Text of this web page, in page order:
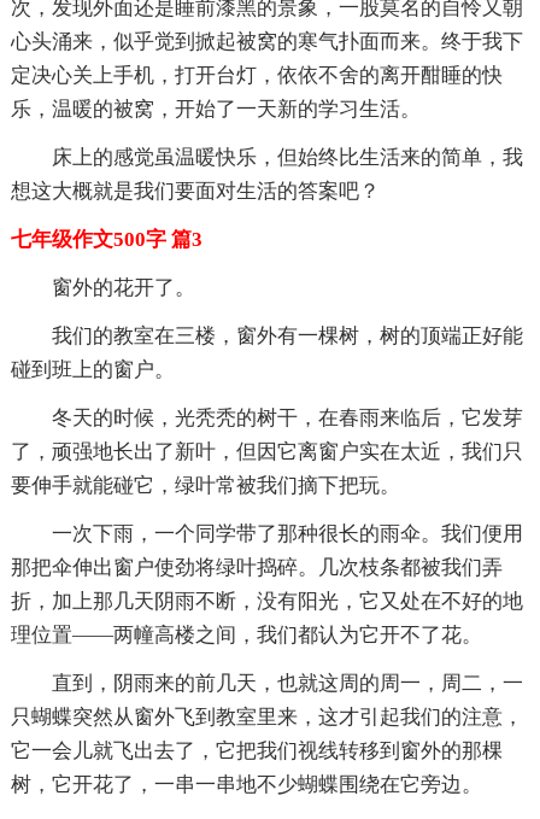
次，发现外面还是睡前漆黑的景象，一股莫名的自怜又朝
心头涌来，似乎觉到掀起被窝的寒气扑面而来。终于我下
定决心关上手机，打开台灯，依依不舍的离开酣睡的快
乐，温暖的被窝，开始了一天新的学习生活。
床上的感觉虽温暖快乐，但始终比生活来的简单，我
想这大概就是我们要面对生活的答案吧？
七年级作文500字 篇3
窗外的花开了。
我们的教室在三楼，窗外有一棵树，树的顶端正好能
碰到班上的窗户。
冬天的时候，光秃秃的树干，在春雨来临后，它发芽
了，顽强地长出了新叶，但因它离窗户实在太近，我们只
要伸手就能碰它，绿叶常被我们摘下把玩。
一次下雨，一个同学带了那种很长的雨伞。我们便用
那把伞伸出窗户使劲将绿叶捣碎。几次枝条都被我们弄
折，加上那几天阴雨不断，没有阳光，它又处在不好的地
理位置——两幢高楼之间，我们都认为它开不了花。
直到，阴雨来的前几天，也就这周的周一，周二，一
只蝴蝶突然从窗外飞到教室里来，这才引起我们的注意，
它一会儿就飞出去了，它把我们视线转移到窗外的那棵
树，它开花了，一串一串地不少蝴蝶围绕在它旁边。